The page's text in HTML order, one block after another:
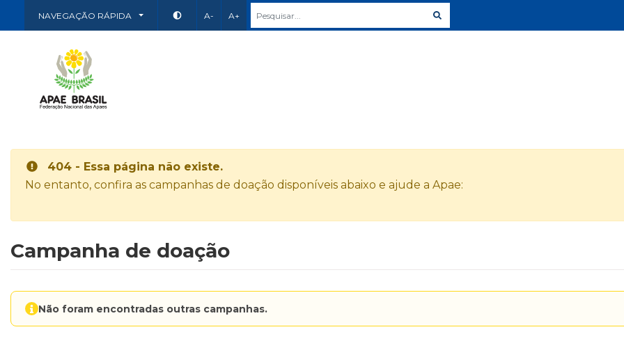
NAVEGAÇÃO RÁPIDA A- A+
404 - Essa página não existe.
No entanto, confira as campanhas de doação disponíveis abaixo e ajude a Apae:
Campanha de doação
Não foram encontradas outras campanhas.